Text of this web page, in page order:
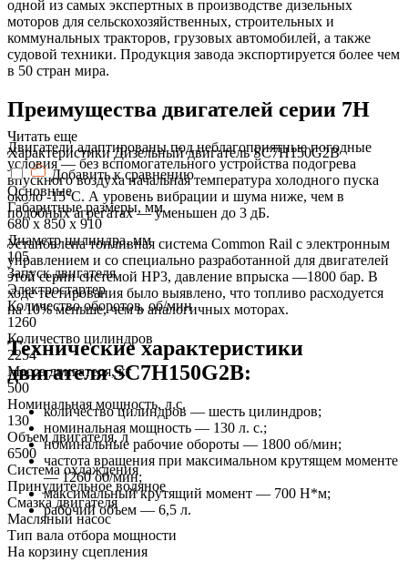
одной из самых экспертных в производстве дизельных
моторов для сельскохозяйственных, строительных и
коммунальных тракторов, грузовых автомобилей, а также
судовой техники. Продукция завода экспортируется более чем
в 50 стран мира.
Преимущества двигателей серии 7H
Двигатели адаптированы под неблагоприятные погодные
условия — без вспомогательного устройства подогрева
впускного воздуха начальная температура холодного пуска
около -15°C. А уровень вибрации и шума ниже, чем в
подобных агрегатах — уменьшен до 3 дБ.
Установлена топливная система Common Rail с электронным
управлением и со специально разработанной для двигателей
этой серии системой HP3, давление впрыска —1800 бар. В
ходе тестирования было выявлено, что топливо расходуется
на 10% меньше, чем в аналогичных моторах.
Технические характеристики
двигателя SC7H150G2B:
количество цилиндров — шесть цилиндров;
номинальная мощность — 130 л. с.;
номинальные рабочие обороты — 1800 об/мин;
частота вращения при максимальном крутящем моменте
— 1260 об/мин;
максимальный крутящий момент — 700 Н*м;
рабочий объем — 6,5 л.
Читать еще
Характеристики Дизельный двигатель SC7H150G2B
Добавить к сравнению
Основные
Габаритные размеры, мм
680 х 850 х 910
Диаметр цилиндра, мм
105
Запуск двигателя
Электростартер
Количество оборотов, об/мин
1260
Количество цилиндров
2254
Масса двигателя, кг
500
Номинальная мощность, л.с.
130
Объем двигателя, л
6500
Система охлаждения
Принудительное водяное
Смазка двигателя
Масляный насос
Тип вала отбора мощности
На корзину сцепления